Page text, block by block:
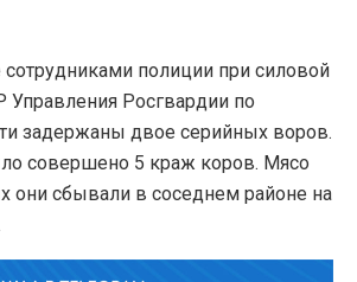
полиции при силовой
Росгвардии по
задержаны двое серийных воров.
совершено 5 краж коров. Мясо
они сбывали в соседнем районе на